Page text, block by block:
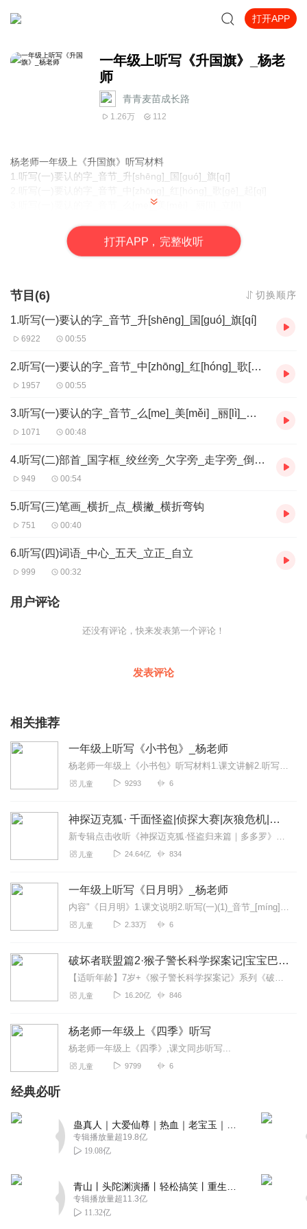
打开APP
一年级上听写《升国旗》_杨老
师
青青麦苗成长路
1.26万 112
杨老师一年级上《升国旗》听写材料
1.听写(一)要认的字_音节_升[shēng]_国[guó]_旗[qí]
3.听写(一)要认的字_音节_么[me]_美[měi] _丽[lì]_立[lì]
5.听写(三)笔画_横折_点_横撇_横折弯钩
6.听写(四)词语_中心_五天_立正_自立
打开APP，完整收听
节目(6) 切换顺序
1.听写(一)要认的字_音节_升[shēng]_国[guó]_旗[qí]
6922 00:55
2.听写(一)要认的字_音节_中[zhōng]_红[hóng]_歌[gē]_起[qǐ]
1957 00:55
3.听写(一)要认的字_音节_么[me]_美[měi] _丽[lì]_立[lì]
1071 00:48
4.听写(二)部首_国字框_绞丝旁_欠字旁_走字旁_倒八字
949 00:54
5.听写(三)笔画_横折_点_横撇_横折弯钩
751 00:40
6.听写(四)词语_中心_五天_立正_自立
999 00:32
用户评论
还没有评论，快来发表第一个评论！
发表评论
相关推荐
一年级上听写《小书包》_杨老师
杨老师一年级上《小书包》听写材料1.课文讲解2.听写(一)音节_书[shū]_包[bāo]_尺[chǐ]_作[zuò]_业[yè]_本[běn]3.听写(一)音...
儿童 9293 6
神探迈克狐· 千面怪盗|侦探大赛|灰狼危机|多多罗
新专辑点击收听《神探迈克狐·怪盗归来篇｜多多罗》！！！>>>点击进入主播橱窗购买《神探迈克狐》系列图书吧!<<<多多罗故事【点击前往】收听多多罗其他好玩有趣的故...
儿童 24.64亿 834
一年级上听写《日月明》_杨老师
内容"《日月明》1.课文说明2.听写(一)(1)_音节_[míng]明_[lì]力_[chén]尘_[cóng]从...
儿童 2.33万 6
破坏者联盟篇2·猴子警长科学探案记|宝宝巴士故事
【适听年龄】7岁+《猴子警长科学探案记》系列《破坏者联盟篇1·猴子警长科学探案记》>>>《破坏者联盟篇2·猴子警长科学探案记》>>>《破坏者联盟篇3·猴子警长科...
儿童 16.20亿 846
杨老师一年级上《四季》听写
杨老师一年级上《四季》,课文同步听写...
儿童 9799 6
经典必听
专辑播放量超19.8亿
19.08亿
专辑播放量超11.3亿
11.32亿